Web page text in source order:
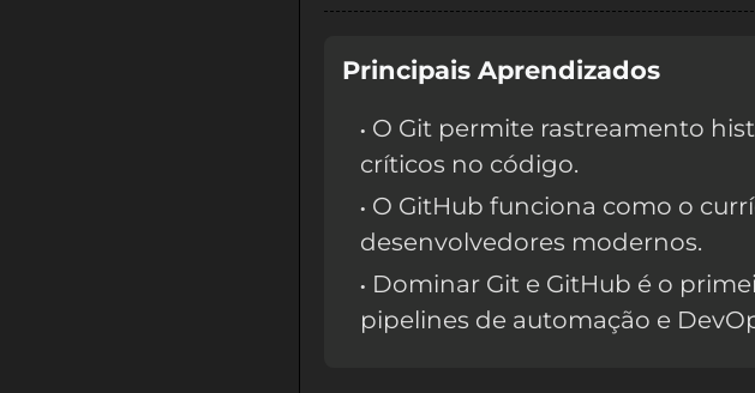
Principais Aprendizados
O Git permite rastreamento
críticos no código.
O GitHub funciona como o
desenvolvedores modernos.
Dominar Git e GitHub é o
pipelines de automação e